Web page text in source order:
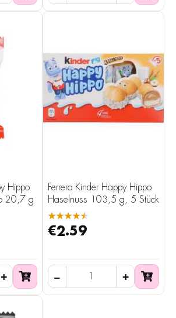
Hippo
20,7 g
Ferrero Kinder Happy Hippo
Haselnuss 103,5 g, 5 Stück
★★★★★
€2.59